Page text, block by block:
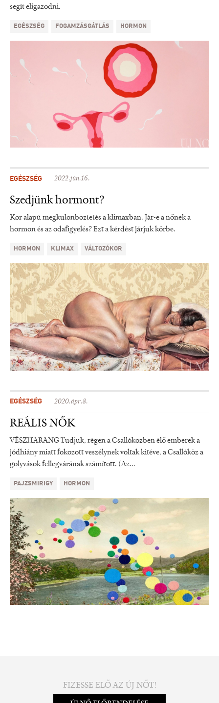
segít eligazodni.
EGÉSZSÉG FOGAMZÁSGÁTLÁS HORMON
EGÉSZSÉG 2022.jún.16.
Szedjünk hormont?
Kor alapú megkülönböztetés a klimaxban. Jár-e a nőnek a
hormon és az odafigyelés? Ezt a kérdést járjuk körbe.
HORMON KLIMAX VÁLTOZÓKOR
EGÉSZSÉG 2020.ápr.8.
REÁLIS NŐK
VÉSZHARANG Tudjuk, régen a Csallóközben élő emberek a
jódhiány miatt fokozott veszélynek voltak kitéve, a Csallóköz a
golyvások fellegvárának számított. (Az...
PAJZSMIRIGY HORMON
FIZESSE ELŐ AZ ÚJ NŐT!